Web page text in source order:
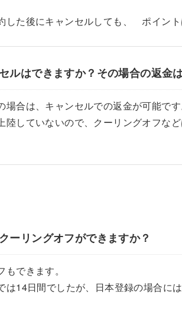
した後にキャンセルしても、 ポイント
ルはできますか？その場合の返金
合は、キャンセルでの返金が可能です
陸していないので、クーリングオフな
ーリングオフができますか？
できます。
は14日間でしたが、日本登録の場合に